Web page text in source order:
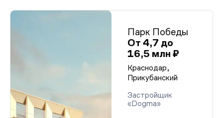
Парк Победы
От 4,7 до
16,5 млн ₽
Краснодар,
Прикубанский
Застройщик
«Dogma»